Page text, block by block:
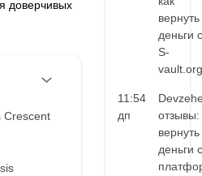
доверчивых
Crescent
вернуть
деньги с
S-
vault.org
11:54
дп
отзывы:
вернуть
деньги с